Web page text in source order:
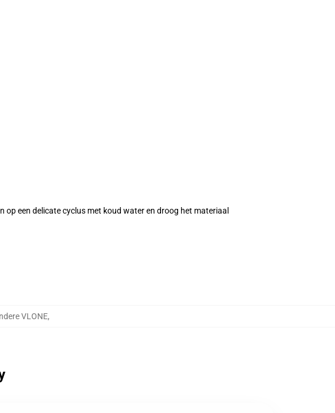
een delicate cyclus met koud water en droog het materiaal
VLONE,